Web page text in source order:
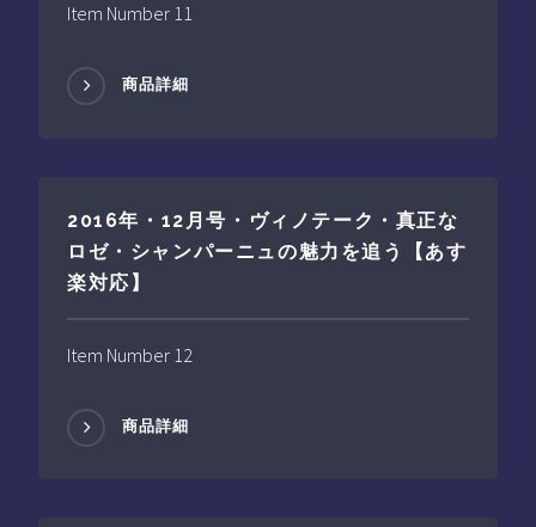
Item Number 11
商品詳細
2016年・12月号・ヴィノテーク・真正な
ロゼ・シャンパーニュの魅力を追う【あす
楽対応】
Item Number 12
商品詳細